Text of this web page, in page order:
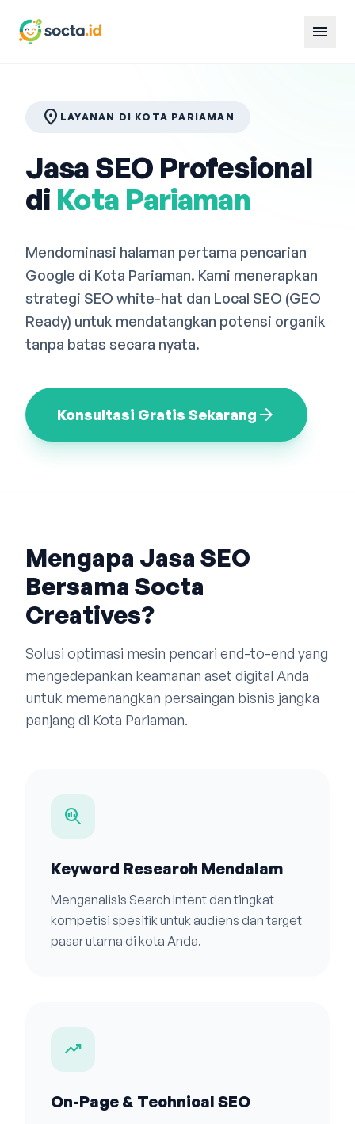
menu
location_on LAYANAN DI KOTA PARIAMAN
Jasa SEO Profesional
di Kota Pariaman
Mendominasi halaman pertama pencarian
Google di Kota Pariaman. Kami menerapkan
strategi SEO white-hat dan Local SEO (GEO
Ready) untuk mendatangkan potensi organik
tanpa batas secara nyata.
Konsultasi Gratis Sekarang arrow_forward
Mengapa Jasa SEO
Bersama Socta
Creatives?
Solusi optimasi mesin pencari end-to-end yang
mengedepankan keamanan aset digital Anda
untuk memenangkan persaingan bisnis jangka
panjang di Kota Pariaman.
search_insights
Keyword Research Mendalam
Menganalisis Search Intent dan tingkat
kompetisi spesifik untuk audiens dan target
pasar utama di kota Anda.
trending_up
On-Page & Technical SEO